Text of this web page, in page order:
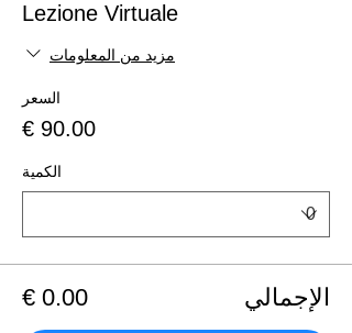
Lezione Virtuale
مزيد من المعلومات
السعر
الكمية
الإجمالي